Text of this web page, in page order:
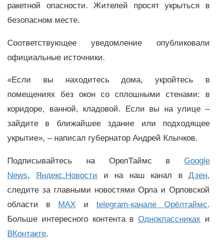
ракетной опасности. Жителей просят укрыться в
безопасном месте.
Соответствующее уведомление опубликовали
официальные источники.
«Если вы находитесь дома, укройтесь в
помещениях без окон со сплошными стенами: в
коридоре, ванной, кладовой. Если вы на улице –
зайдите в ближайшее здание или подходящее
укрытие», – написал губернатор Андрей Клычков.
Подписывайтесь на ОрелТаймс в Google
News, Яндекс.Новости и на наш канал вДзен,
следите за главными новостями Орла и Орловской
области в MAX и telegram-канале Орёлтаймс.
Больше интересного контента вОдноклассниках и
ВКонтакте.